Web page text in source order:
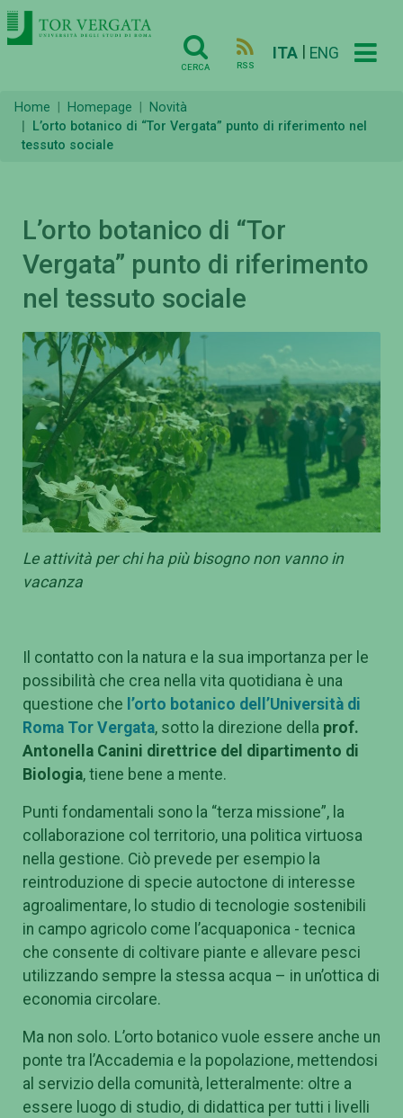
CERCA RSS
ITA ENG
Home Homepage
Novità
L’orto botanico di “Tor Vergata” punto di riferimento nel
tessuto sociale
L’orto botanico di “Tor
Vergata” punto di riferimento
nel tessuto sociale
Le attività per chi ha più bisogno non vanno in
vacanza
Il contatto con la natura e la sua importanza per le
possibilità che crea nella vita quotidiana è una
questione che l’orto botanico dell’Università di
Roma Tor Vergata, sotto la direzione della prof.
Antonella Canini direttrice del dipartimento di
Biologia, tiene bene a mente.
Punti fondamentali sono la “terza missione”, la
collaborazione col territorio, una politica virtuosa
nella gestione. Ciò prevede per esempio la
reintroduzione di specie autoctone di interesse
agroalimentare, lo studio di tecnologie sostenibili
in campo agricolo come l’acquaponica - tecnica
che consente di coltivare piante e allevare pesci
utilizzando sempre la stessa acqua – in un’ottica di
economia circolare.
Ma non solo. L’orto botanico vuole essere anche un
ponte tra l’Accademia e la popolazione, mettendosi
al servizio della comunità, letteralmente: oltre a
essere luogo di studio, di didattica per tutti i livelli